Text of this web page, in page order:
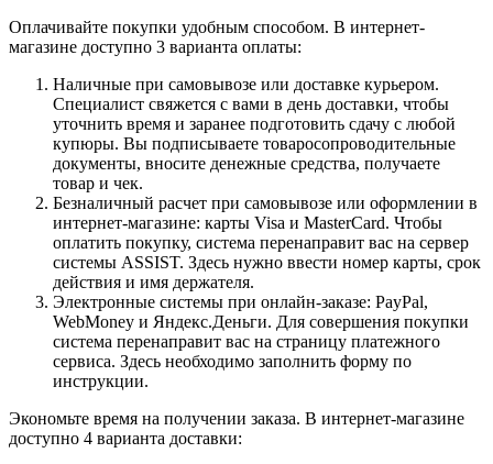
Оплачивайте покупки удобным способом. В интернет-
магазине доступно 3 варианта оплаты:
Наличные при самовывозе или доставке курьером.
Специалист свяжется с вами в день доставки, чтобы
уточнить время и заранее подготовить сдачу с любой
купюры. Вы подписываете товаросопроводительные
документы, вносите денежные средства, получаете
товар и чек.
Безналичный расчет при самовывозе или оформлении в
интернет-магазине: карты Visa и MasterCard. Чтобы
оплатить покупку, система перенаправит вас на сервер
системы ASSIST. Здесь нужно ввести номер карты, срок
действия и имя держателя.
Электронные системы при онлайн-заказе: PayPal,
WebMoney и Яндекс.Деньги. Для совершения покупки
система перенаправит вас на страницу платежного
сервиса. Здесь необходимо заполнить форму по
инструкции.
Экономьте время на получении заказа. В интернет-магазине
доступно 4 варианта доставки: